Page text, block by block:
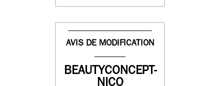
AVIS DE MODIFICATION
BEAUTYCONCEPT-